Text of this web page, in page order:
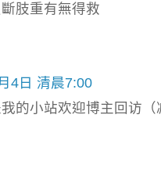
肢重有無得救
4日 清晨7:00
的小站欢迎博主回访